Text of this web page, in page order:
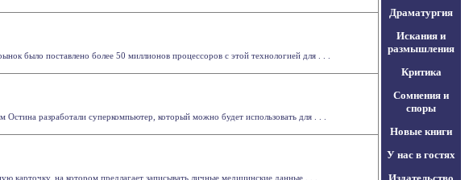
было поставлено более 50 миллионов процессоров с этой технологией для . . .
разработали суперкомпьютер, который можно будет использовать для . . .
на котором предлагает записывать личные медицинские данные . . .
Драматургия
Искания и
размышления
Критика
Сомнения и
споры
Новые книги
У нас в гостях